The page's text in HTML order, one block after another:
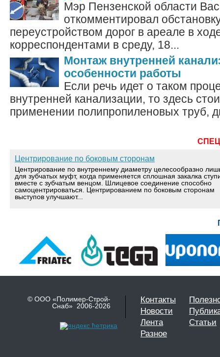
Мэр Пензенской области
откомментировал
переустройством дорог в ареале в
корреспондентами в среду, 18...
Монтаж внутренней
особенности работы
Если речь идет о таком
внутренней канализации, то здесь
применении полипропиленовых труб,
Центрирование по боковым сторонам
Центрирование по внутреннему диаметру целесообразно
для зубчатых муфт, когда применяется сплошная закалка
вместе с зубчатым венцом. Шлицевое соединение способно
самоцентрироваться. Центрированием по боковым сторонам
выступов улучшают...
© ООО «Полимер-Строй-
Снаб» 2006-2026
Контакты
Новости
Лента
Статьи
Разное